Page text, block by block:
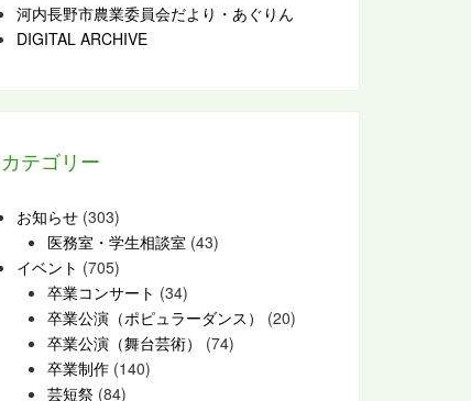
河内長野市農業委員会だより・あぐりん
DIGITAL ARCHIVE
カテゴリー
お知らせ (303)
医務室・学生相談室 (43)
イベント (705)
卒業コンサート (34)
卒業公演（ポピュラーダンス）
(20)
卒業公演（舞台芸術）
(74)
卒業制作 (140)
芸短祭 (84)